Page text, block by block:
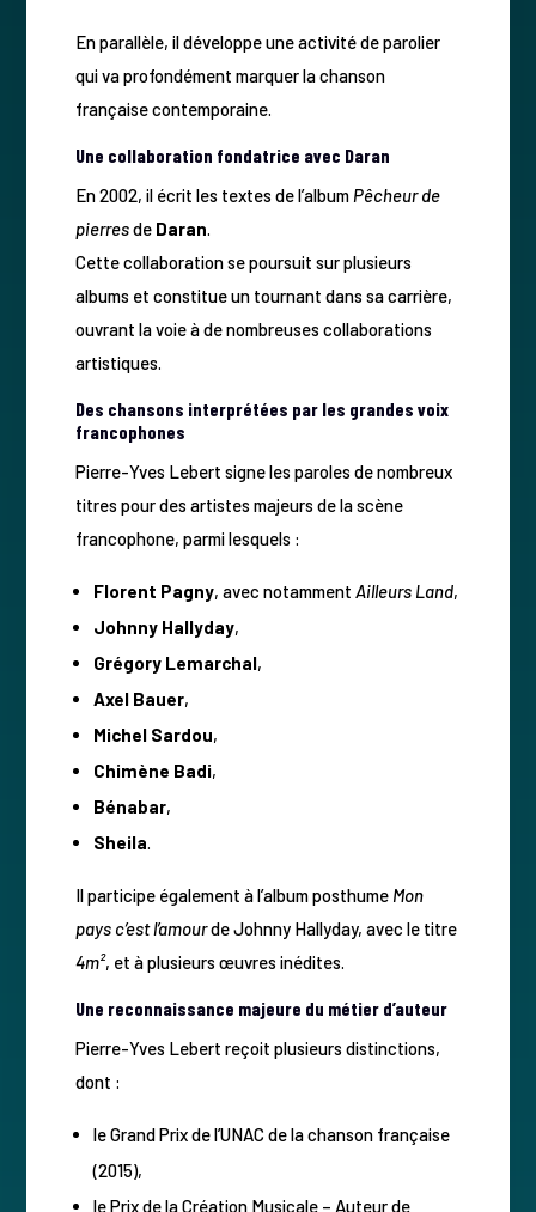
En parallèle, il développe une activité de parolier
qui va profondément marquer la chanson
française contemporaine.
Une collaboration fondatrice avec Daran
En 2002, il écrit les textes de l’album Pêcheur de
pierresde Daran.
Cette collaboration se poursuit sur plusieurs
albums et constitue un tournant dans sa carrière,
ouvrant la voie à de nombreuses collaborations
artistiques.
Des chansons interprétées par les grandes voix
francophones
Pierre-Yves Lebert signe les paroles de nombreux
titres pour des artistes majeurs de la scène
francophone, parmi lesquels :
Florent Pagny, avec notamment Ailleurs Land,
Johnny Hallyday,
Grégory Lemarchal,
Axel Bauer,
Michel Sardou,
Chimène Badi,
Bénabar,
Sheila.
Il participe également à l’album posthume Mon
pays c’est l’amourde Johnny Hallyday, avec le titre
4m², et à plusieurs œuvres inédites.
Une reconnaissance majeure du métier d’auteur
Pierre-Yves Lebert reçoit plusieurs distinctions,
dont :
le Grand Prix de l’UNAC de la chanson française
(2015),
le Prix de la Création Musicale – Auteur de